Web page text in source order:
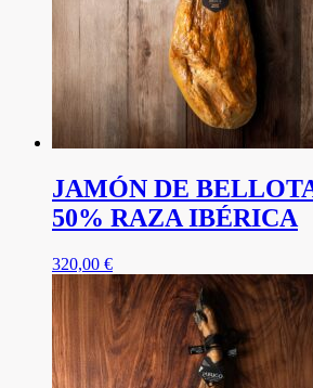
JAMÓN DE
50% RAZA IBÉRICA
320,00 €